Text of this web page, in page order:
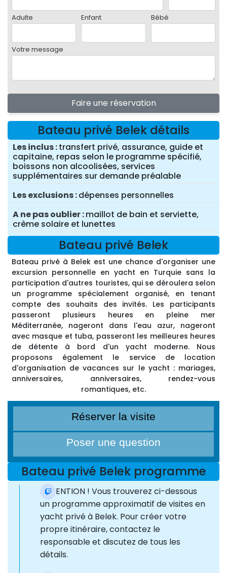
Adulte Enfant Bébé
Votre message
Faire une réservation
Bateau privé Belek détails
Les inclus transfert privé, assurance, guide et
capitaine, repas selon le programme spécifié,
boissons non alcoolisées, services
supplémentaires sur demande préalable
Les exclusions dépenses personnelles
A ne pas oublier maillot de bain et serviette,
crème solaire et lunettes
Bateau privé Belek
Bateau privé à Belek est une chance d'organiser une
excursion personnelle en yacht en Turquie sans la
participation d'autres touristes, qui se déroulera selon
un programme spécialement organisé, en tenant
compte des souhaits des invités. Les participants
passeront plusieurs heures en pleine mer
Méditerranée, nageront dans l'eau azur, nageront
avec masque et tuba, passeront les meilleures heures
de détente à bord d'un yacht moderne. Nous
proposons également le service de location
d'organisation de vacances sur le yacht : mariages,
anniversaires, anniversaires, rendez-vous
romantiques, etc.
Réserver la visite
Poser une question
Bateau privé Belek programme
ATTENTION ! Vous trouverez ci-dessous
un programme approximatif de visites en
yacht privé à Belek. Pour créer votre
propre itinéraire, contactez le
responsable et discutez de tous les
détails.